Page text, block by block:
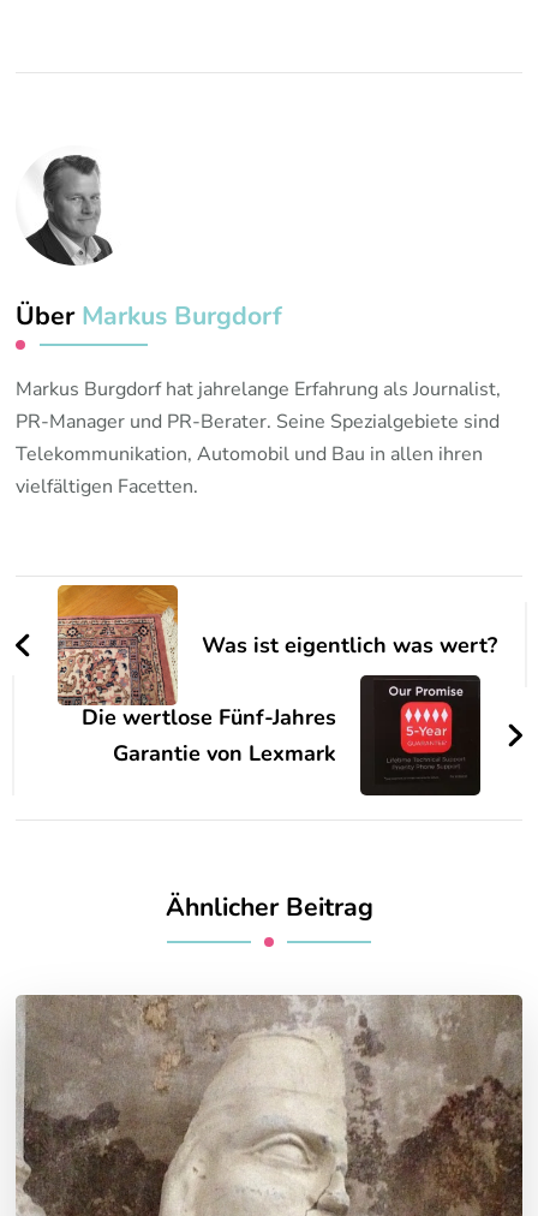
Über Markus Burgdorf
Markus Burgdorf hat jahrelange Erfahrung als Journalist,
PR-Manager und PR-Berater. Seine Spezialgebiete sind
Telekommunikation, Automobil und Bau in allen ihren
vielfältigen Facetten.
Beitragsnavigation
Was ist eigentlich was wert?
Die wertlose Fünf-Jahres
Garantie von Lexmark
Ähnlicher Beitrag